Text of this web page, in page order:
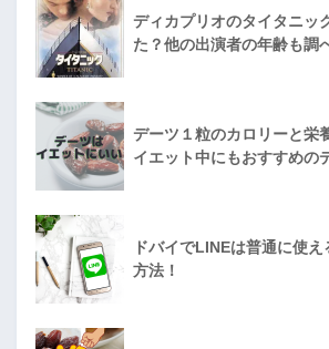
ディカプリオのタイタニッ
た？他の出演者の年齢も調
デーツ１粒のカロリーと栄
イエット中にもおすすめの
ドバイでLINEは普通に使
方法！